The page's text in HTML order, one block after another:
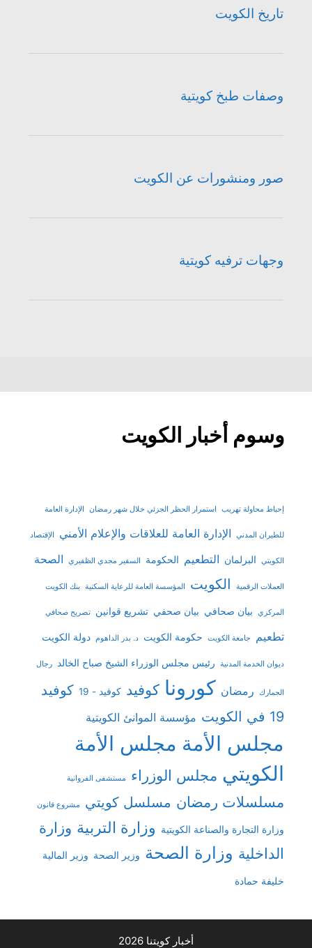
تاريخ الكويت
وصفات طبخ كويتية
صور ومنشورات عن الكويت
وجهات ترفيه كويتية
وسوم أخبار الكويت
إحباط محاولة تهريب استمرار الحظر الجزئي خلال شهر رمضان الإدارة العامة
للطيران المدني الإدارة العامة للعلاقات والإعلام الأمني الإقتصاد
الكويتي البرلمان التطعيم الحكومة السفير مجدي الظفيري الصحة
العملات الرقمية الكويت المؤسسة العامة للرعاية السكنية بنك الكويت
المركزي بيان صحافي بيان صحفي تشريع قوانين تصريح صحافي
تطعيم جامعة الكويت حكومة الكويت د. بدر الداهوم دولة الكويت
ديوان الخدمة المدنية رئيس مجلس الوزراء الشيخ صباح الخالد رجال
الجمارك رمضان كورونا كوفيد كوفيد - 19
كوفيد
19 في الكويت
مؤسسة الموانئ الكويتية
مجلس الأمة مجلس الأمة
الكويتي مجلس الوزراء مستشفى الفروانية
مسلسلات رمضان مسلسل كويتي مشروع قانون
وزارة التجارة والصناعة الكويتية وزارة التربية وزارة
الداخلية وزارة الصحة وزير الصحة وزير المالية
خليفة حمادة
أخبار كويتنا 2026